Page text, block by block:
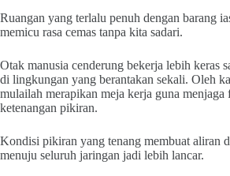
Ruangan yang terlalu penuh dengan barang
memicu rasa cemas tanpa kita sadari.
Otak manusia cenderung bekerja lebih keras
di lingkungan yang berantakan sekali. Oleh
mulailah merapikan meja kerja guna menjaga
ketenangan pikiran.
Kondisi pikiran yang tenang membuat aliran
menuju seluruh jaringan jadi lebih lancar.